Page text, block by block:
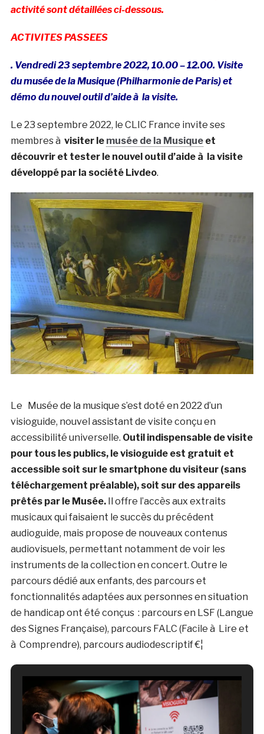
activité sont détaillées ci-dessous.
ACTIVITES PASSEES
. Vendredi 23 septembre 2022, 10.00 – 12.00. Visite
du musée de la Musique (Philharmonie de Paris) et
démo du nouvel outil d’aide à la visite.
Le 23 septembre 2022, le CLIC France invite ses
membres à visiter le musée de la Musiqueet
découvrir et tester le nouvel outil d’aide à la visite
développé par la société Livdeo.
Le Musée de la musique s’est doté en 2022 d’un
visioguide, nouvel assistant de visite conçu en
accessibilité universelle. Outil indispensable de visite
pour tous les publics, le visioguide est gratuit et
accessible soit sur le smartphone du visiteur (sans
téléchargement préalable), soit sur des appareils
prêtés par le Musée.Il offre l’accès aux extraits
musicaux qui faisaient le succès du précédent
audioguide, mais propose de nouveaux contenus
audiovisuels, permettant notamment de voir les
instruments de la collection en concert. Outre le
parcours dédié aux enfants, des parcours et
fonctionnalités adaptées aux personnes en situation
de handicap ont été conçus : parcours en LSF (Langue
des Signes Française), parcours FALC (Facile à Lire et
à Comprendre), parcours audiodescriptif €¦